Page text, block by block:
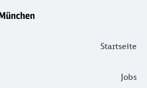
Startseite
Jobs